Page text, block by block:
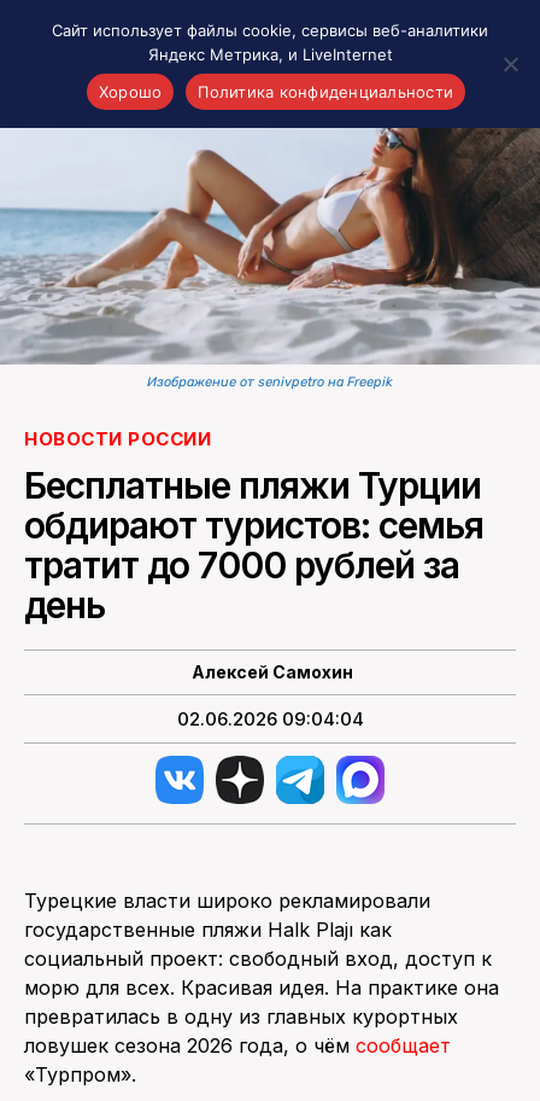
Материалы о Рязани и области
Проекты 7 инфо
Здоровье
Интересное
Новости кино и ТВ
Новости России
Политика
Новости мира
О НАС
ПОИСК ПО САЙТУ
Изображение от senivpetro на Freepik
НОВОСТИ РОССИИ
Бесплатные пляжи Турции
обдирают туристов: семья
тратит до 7000 рублей за
день
Алексей Самохин
02.06.2026 09:04:04
Турецкие власти широко рекламировали
государственные пляжи Halk Plajı как
социальный проект: свободный вход, доступ к
морю для всех. Красивая идея. На практике она
превратилась в одну из главных курортных
ловушек сезона 2026 года, о чём сообщает
«Турпром».
Сайт использует файлы cookie, сервисы веб-аналитики
Яндекс Метрика, и LiveInternet
Хорошо
Политика конфиденциальности